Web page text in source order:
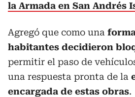
la Armada en San Andrés
Agregó que como una
habitantes decidieron
permitir el paso de
una respuesta pronta de la
encargada de estas obras.